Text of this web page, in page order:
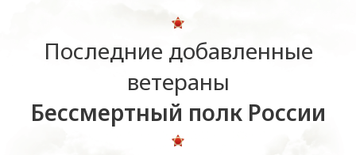
Последние добавленные
ветераны
Бессмертный полк России